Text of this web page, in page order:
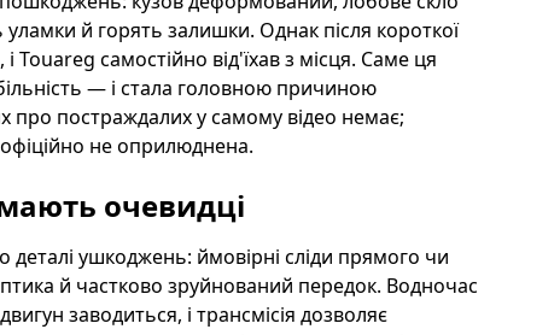
й горять залишки. Однак після короткої
Touareg самостійно від'їхав з місця. Саме ця
— і стала головною причиною
про постраждалих у самому відео немає;
не оприлюднена.
очевидці
ушкоджень: ймовірні сліди прямого чи
й частково зруйнований передок. Водночас
заводиться, і трансмісія дозволяє